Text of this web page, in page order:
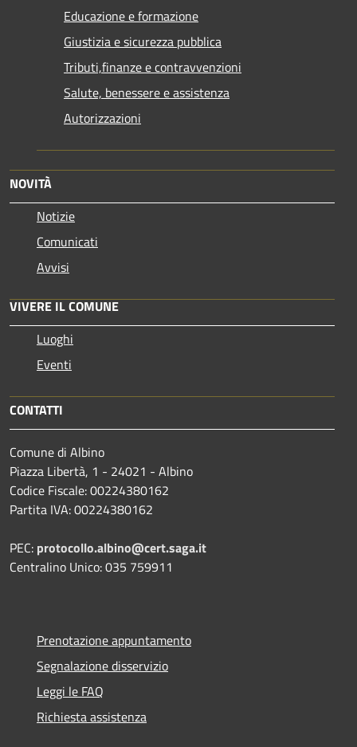
Educazione e formazione
Giustizia e sicurezza pubblica
Tributi,finanze e contravvenzioni
Salute, benessere e assistenza
Autorizzazioni
NOVITÀ
Notizie
Comunicati
Avvisi
VIVERE IL COMUNE
Luoghi
Eventi
CONTATTI
Comune di Albino
Piazza Libertà, 1 - 24021 - Albino
Codice Fiscale: 00224380162
Partita IVA: 00224380162
PEC: protocollo.albino@cert.saga.it
Centralino Unico: 035 759911
Prenotazione appuntamento
Segnalazione disservizio
Leggi le FAQ
Richiesta assistenza